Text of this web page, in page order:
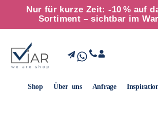
Nur für kurze Zeit: -10 % auf
Sortiment – sichtbar im
Shop Über uns Anfrage